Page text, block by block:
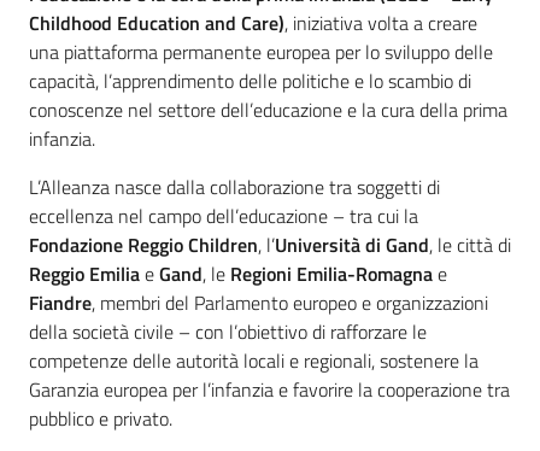
Romagna
Regione
Novità
Servizi
Leggi Atti Bandi
Childhood Education and Care), iniziativa volta a creare
una piattaforma permanente europea per lo sviluppo delle
capacità, l’apprendimento delle politiche e lo scambio di
conoscenze nel settore dell’educazione e la cura della prima
infanzia.
L’Alleanza nasce dalla collaborazione tra soggetti di
eccellenza nel campo dell’educazione – tra cui la
Fondazione Reggio Children, l’Università di Gand, le città di
Reggio EmiliaeGand, le Regioni Emilia-Romagnae
Fiandre, membri del Parlamento europeo e organizzazioni
della società civile – con l’obiettivo di rafforzare le
competenze delle autorità locali e regionali, sostenere la
Garanzia europea per l’infanzia e favorire la cooperazione tra
pubblico e privato.